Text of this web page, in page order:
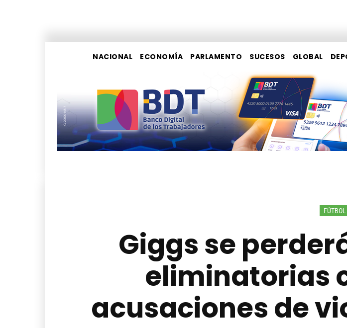
NACIONAL ECONOMÍA PARLAMENTO SUCESOS GLOBAL
FÚTBOL
Giggs se
eliminatorias
acusaciones de